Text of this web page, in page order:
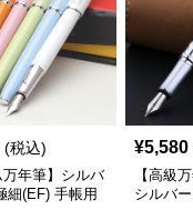
(税込)
万年筆】シルバ
細(EF) 手帳用
¥5,580
【高級
シルバ